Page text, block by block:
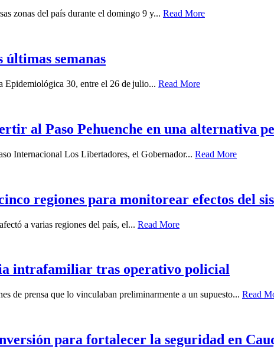
zonas del país durante el domingo 9 y... Read More
últimas semanas
Epidemiológica 30, entre el 26 de julio... Read More
al Paso Pehuenche en una alternativa
Internacional Los Libertadores, el Gobernador... Read More
regiones para monitorear efectos del
a varias regiones del país, el... Read More
intrafamiliar tras operativo policial
de prensa que lo vinculaban preliminarmente a un supuesto... Read
para fortalecer la seguridad en